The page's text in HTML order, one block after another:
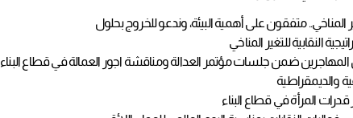
المناخي.. متفقون على أهمية البيئة، وندعو للخروج بحلول
النقابية للتغير المناخي
المهاجرين ضمن جلسات مؤتمر العدالة ومناقشة اجور العمالة في قطاع البناء
والديمقراطية
قدرات المرأة في قطاع البناء